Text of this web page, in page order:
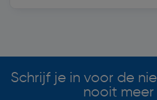
Schrijf je in voor de
nooit meer